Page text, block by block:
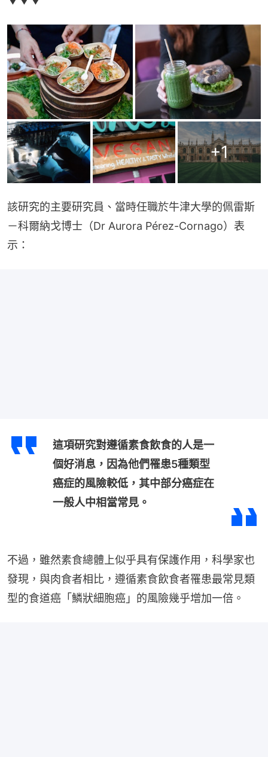
+1
該研究的主要研究員、當時任職於牛津大學的佩雷斯
－科爾納戈博士（Dr Aurora Pérez-Cornago）表
示：
這項研究對遵循素食飲食的人是一
個好消息，因為他們罹患5種類型
癌症的風險較低，其中部分癌症在
一般人中相當常見。
不過，雖然素食總體上似乎具有保護作用，科學家也
發現，與肉食者相比，遵循素食飲食者罹患最常見類
型的食道癌「鱗狀細胞癌」的風險幾乎增加一倍。